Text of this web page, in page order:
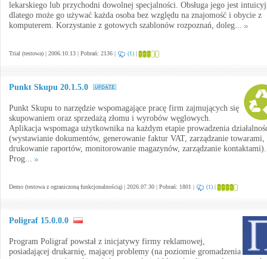
lekarskiego lub przychodni dowolnej specjalności. Obsługa jego jest
dlatego może go używać każda osoba bez względu na znajomość i obycie z
komputerem. Korzystanie z gotowych szablonów rozpoznań, doleg...
Trial (testowa) | 2006.10.13 | Pobrań: 2136 | (1) |
Punkt Skupu 20.1.5.0
Punkt Skupu to narzędzie wspomagające pracę firm zajmujących się
skupowaniem oraz sprzedażą złomu i wyrobów węglowych.
Aplikacja wspomaga użytkownika na każdym etapie prowadzenia
(wystawianie dokumentów, generowanie faktur VAT, zarządzanie towarami,
drukowanie raportów, monitorowanie magazynów, zarządzanie kontaktami).
Prog...
Demo (testowa z ograniczoną funkcjonalnością) | 2026.07.30 | Pobrań: 1801 | (1) |
Poligraf 15.0.0.0
Program Poligraf powstał z inicjatywy firmy reklamowej,
posiadającej drukarnię, mającej problemy (na poziomie gromadzenia